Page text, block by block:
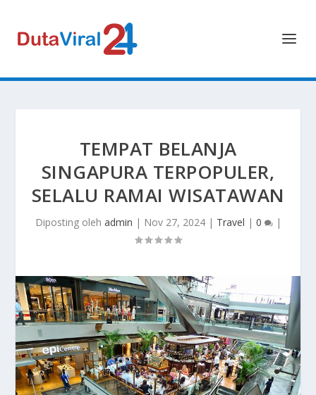
TEMPAT BELANJA
SINGAPURA TERPOPULER,
SELALU RAMAI WISATAWAN
Diposting oleh admin | Nov 27, 2024| Travel | 0 |